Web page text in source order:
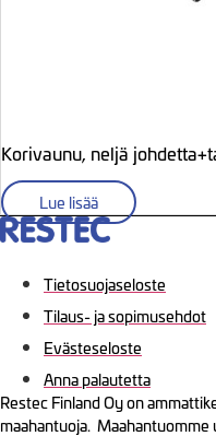
Korivaunu, neljä
Lue lisää
Tietosuojaseloste
Tilaus- ja sopimusehdot
Evästeseloste
Anna palautetta
Restec Finland Oy on
maahantuoja.